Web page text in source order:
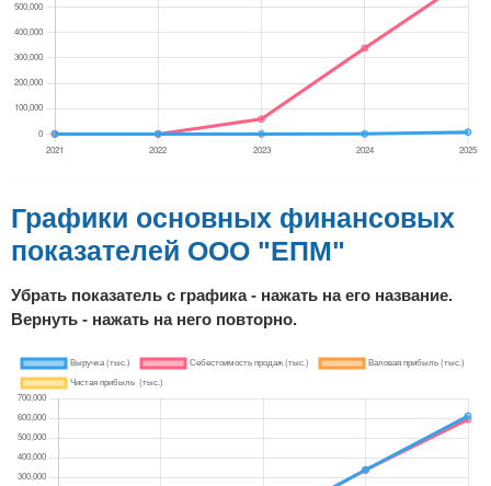
Графики основных финансовых
показателей ООО "ЕПМ"
Убрать показатель с графика - нажать на его название.
Вернуть - нажать на него повторно.